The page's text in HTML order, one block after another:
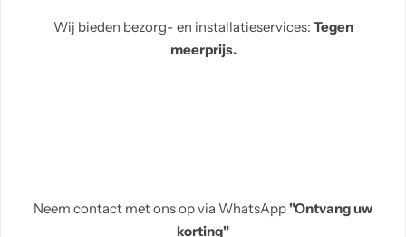
Wij bieden bezorg- en installatieservices: Tegen
meerprijs.
Neem contact met ons op via WhatsApp"Ontvang uw
korting"